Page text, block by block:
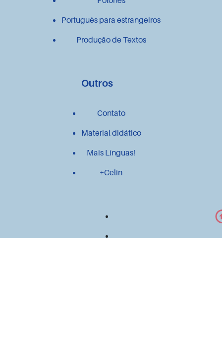
Português para estrangeiros
Produção de Textos
Outros
Contato
Material didático
Mais Línguas!
+Celin